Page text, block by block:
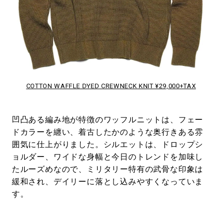
COTTON WAFFLE DYED CREWNECK KNIT ¥29,000+TAX
凹凸ある編み地が特徴のワッフルニットは、フェー
ドカラーを纏い、着古したかのような奥行きある雰
囲気に仕上がりました。シルエットは、ドロップシ
ョルダー、ワイドな身幅と今日のトレンドを加味し
たルーズめなので、ミリタリー特有の武骨な印象は
緩和され、デイリーに落とし込みやすくなっていま
す。